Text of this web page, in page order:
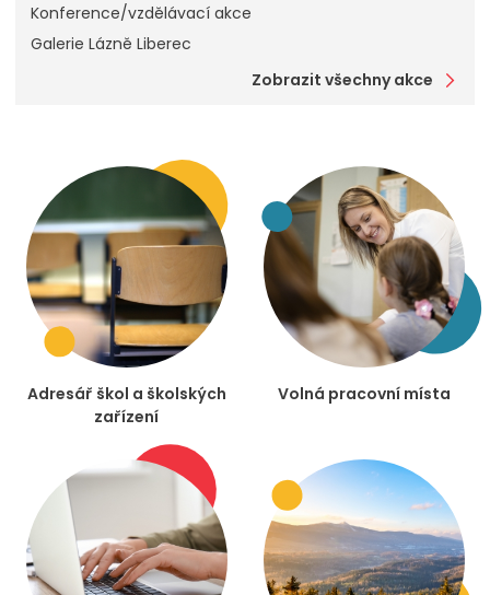
Konference/vzdělávací akce
Galerie Lázně Liberec
Zobrazit všechny akce
Adresář škol a školských
zařízení
Volná pracovní místa